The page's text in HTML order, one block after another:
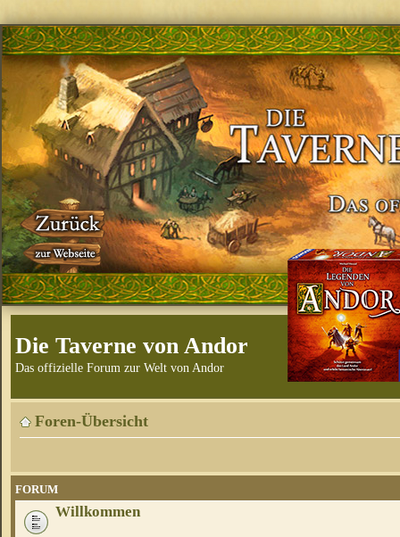
Die Taverne von Andor
Das offizielle Forum zur Welt von Andor
Foren-Übersicht
FORUM
Willkommen